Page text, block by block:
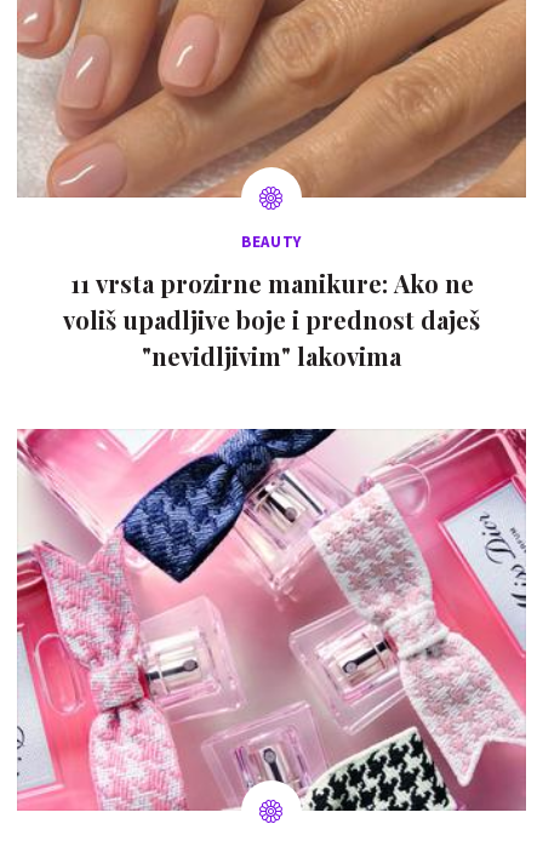
BEAUTY
11 vrsta prozirne manikure: Ako ne
voliš upadljive boje i prednost daješ
"nevidljivim" lakovima